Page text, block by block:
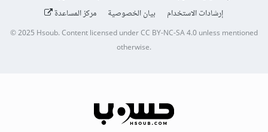
إرشادات الاستخدام
بيان الخصوصية مركز المساعدة
© 2025Hsoub.Content licensed underCC BY-NC-SA 4.0unless mentioned
otherwise.